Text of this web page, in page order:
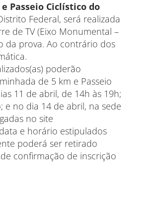
Passeio Ciclístico do
Federal, será realizada
de TV (Eixo Monumental –
da prova. Ao contrário dos
poderão
de 5 km e Passeio
11 de abril, de 14h às 19h;
e no dia 14 de abril, na sede
no site
e horário estipulados
poderá ser retirado
confirmação de inscrição